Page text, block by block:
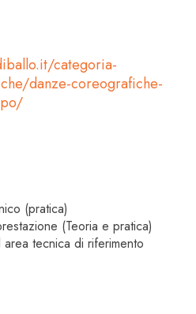
categoria-
danze-coreografiche-
(pratica)
(Teoria e pratica)
tecnica di riferimento